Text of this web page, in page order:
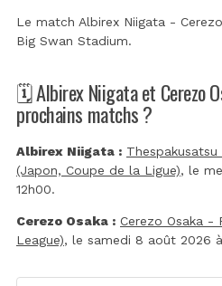
Le match Albirex Niigata -
Big Swan Stadium.
🗓️ Albirex Niigata et Cerezo
prochains matchs ?
Albirex Niigata :
(Japon, Coupe de la Ligue), le
12h00.
Cerezo Osaka : Cerezo Osaka -
League), le samedi 8 août 2026